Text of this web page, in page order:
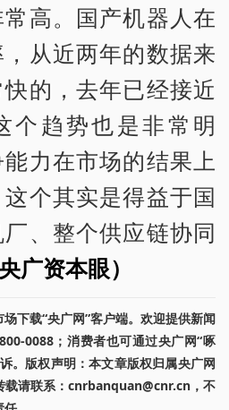
高。国产机器人在
从近两年的数据来
的，去年已经接近
个趋势也是非常明
力在市场的结果上
个其实是得益于国
、整个供应链协同
央广资本眼）
下载“央广网”客户端。欢迎提供新闻
0088；消费者也可通过央广网“啄
。版权声明：本文章版权归属央广网
载请联系：cnrbanquan@cnr.cn，不